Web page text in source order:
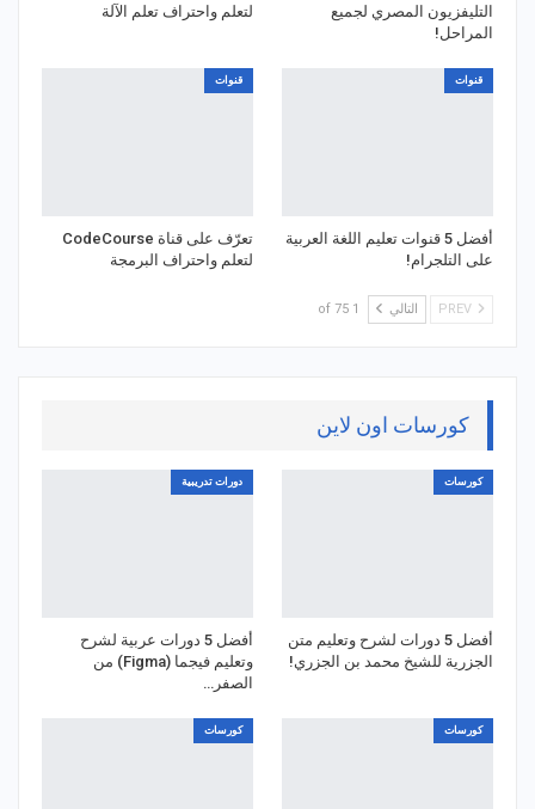
التليفزيون المصري لجميع
المراحل!
لتعلم واحتراف تعلم الآلة
قنوات
أفضل 5 قنوات تعليم اللغة العربية
على التلجرام!
قنوات
تعرّف على قناة CodeCourse
لتعلم واحتراف البرمجة
التالي 1 of 75
كورسات اون لاين
كورسات
أفضل 5 دورات لشرح وتعليم متن
الجزرية للشيخ محمد بن الجزري!
دورات تدريبية
أفضل 5 دورات عربية لشرح
وتعليم فيجما (Figma) من
الصفر…
كورسات كورسات